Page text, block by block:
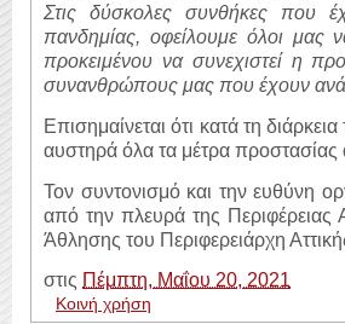
Στις δύσκολες συνθήκες που
πανδημίας, οφείλουμε όλοι μας
προκειμένου να συνεχιστεί η
συνανθρώπους μας που έχουν
Επισημαίνεται ότι κατά τη
αυστηρά όλα τα μέτρα
Τον συντονισμό και την ευθύνη
από την πλευρά της Περιφέρειας
Άθλησης του Περιφερειάρχη
στις Πέμπτη, Μαΐου 20, 2021
Κοινή χρήση